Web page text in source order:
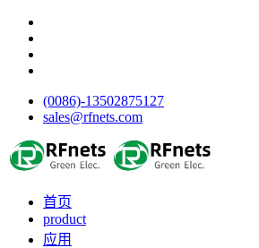
(0086)-13502875127
sales@rfnets.com
首页
product
应用